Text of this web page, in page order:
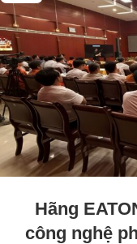
Hãng
công nghệ